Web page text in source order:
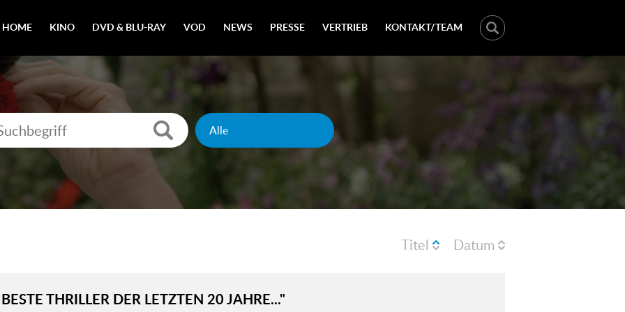
HOME KINO DVD & BLU-RAY VOD NEWS PRESSE VERTRIEB KONTAKT/TEAM
Titel Datum
THRILLER DER LETZTEN 20 JAHRE..."